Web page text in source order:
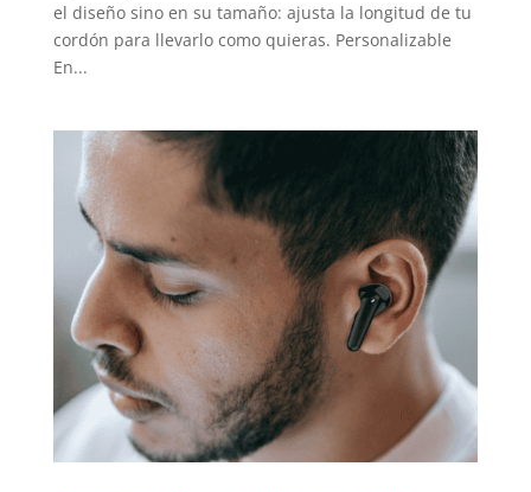
el diseño sino en su tamaño: ajusta la longitud de tu
cordón para llevarlo como quieras. Personalizable
En...